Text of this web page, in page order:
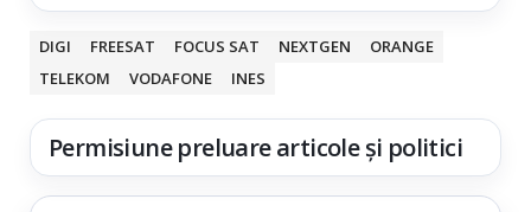
DIGI FREESAT FOCUS SAT NEXTGEN
ORANGE
TELEKOM
VODAFONE INES
Permisiune preluare articole și politici